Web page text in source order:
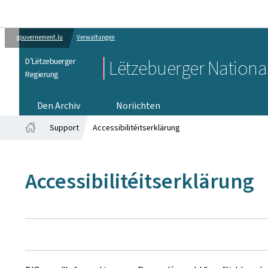
gouvernement.lu Verwaltungen
D’Lëtzebuerger
Regierung
Lëtzebuerger
Den Archiv
Noriichten
Support Accessibilitéitserklärung
Accessibilitéitserklärung